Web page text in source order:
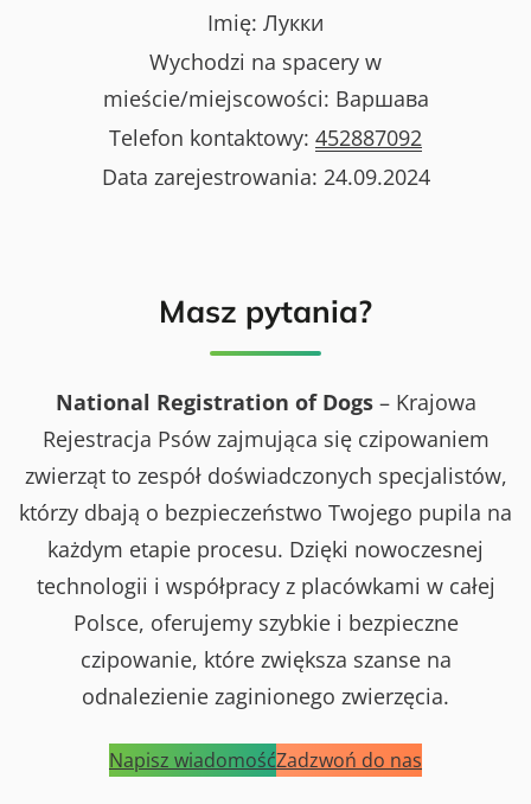
Imię: Лукки
Wychodzi na spacery w
mieście/miejscowości: Варшава
Telefon kontaktowy: 452887092
Data zarejestrowania: 24.09.2024
Masz pytania?
National Registration of Dogs– Krajowa
Rejestracja Psów zajmująca się czipowaniem
zwierząt to zespół doświadczonych specjalistów,
którzy dbają o bezpieczeństwo Twojego pupila na
każdym etapie procesu. Dzięki nowoczesnej
technologii i współpracy z placówkami w całej
Polsce, oferujemy szybkie i bezpieczne
czipowanie, które zwiększa szanse na
odnalezienie zaginionego zwierzęcia.
Napisz wiadomośćZadzwoń do nas